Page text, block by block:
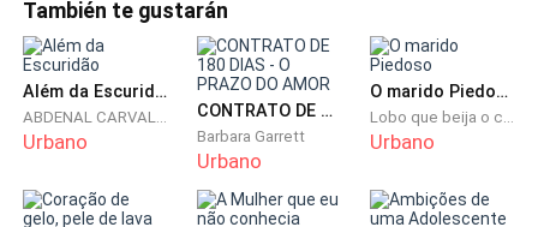
tudo o que tinha em que era mercadorias baratas,
com um aspeto absolutamente desleixado. Jade riu.
"Tudo bem, Lily, chega de falar nele. Numa nota mais
séria, ouvi dizer que tem havido alguns problemas
com a sua empresa ultimamente?"
Lily acenou solenemente. "No mês passado,
También te gustarán
Além da Escuridão
Urbano
CONTRATO DE 180 DIAS - O PRAZO DO AMOR
Barbara Garrett
Urbano
O marido Piedoso
Urbano